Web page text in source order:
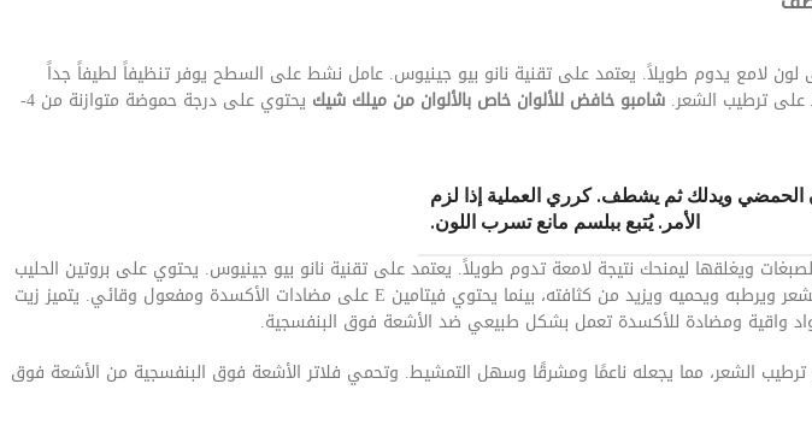
لامع يدوم طويلاً. يعتمد على تقنية نانو بيو جينيوس. عامل نشط على السطح يوفر تنظيفاً لطيفاً جداً
على ترطيب الشعر. شامبو خافض للألوان خاص بالألوان من ميلك شيك
يحتوي على درجة حموضة متوازنة من 4-
الحمضي ويدلك ثم يشطف. كرري العملية إذا لزم
الأمر. يُتبع ببلسم مانع تسرب اللون.
ويغلقها ليمنحك نتيجة لامعة تدوم طويلاً. يعتمد على تقنية نانو بيو جينيوس. يحتوي على بروتين الحليب
الذي يتمتع بمفعول تكاملي وترطيب قوي داخل قشرة الشعر. يحتوي على البانثينول والفيتامين B5 الذي يقوي الشعر ويرطبه ويحميه ويزيد من كثافته، بينما يحتوي فيتامين E على مضادات الأكسدة ومفعول وقائي. يتميز زيت
واقية ومضادة للأكسدة تعمل بشكل طبيعي ضد الأشعة فوق البنفسجية.
الشعر، مما يجعله ناعمًا ومشرقًا وسهل التمشيط. وتحمي فلاتر الأشعة فوق البنفسجية من الأشعة فوق